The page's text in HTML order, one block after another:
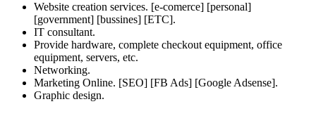
Website creation services. [e-comerce] [personal]
[government] [bussines] [ETC].
IT consultant.
Provide hardware, complete checkout equipment, office
equipment, servers, etc.
Networking.
Marketing Online. [SEO] [FB Ads] [Google Adsense].
Graphic design.